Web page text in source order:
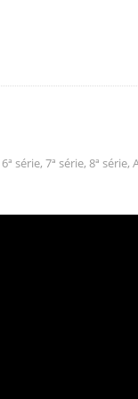
6ª série, 7ª série, 8ª série,